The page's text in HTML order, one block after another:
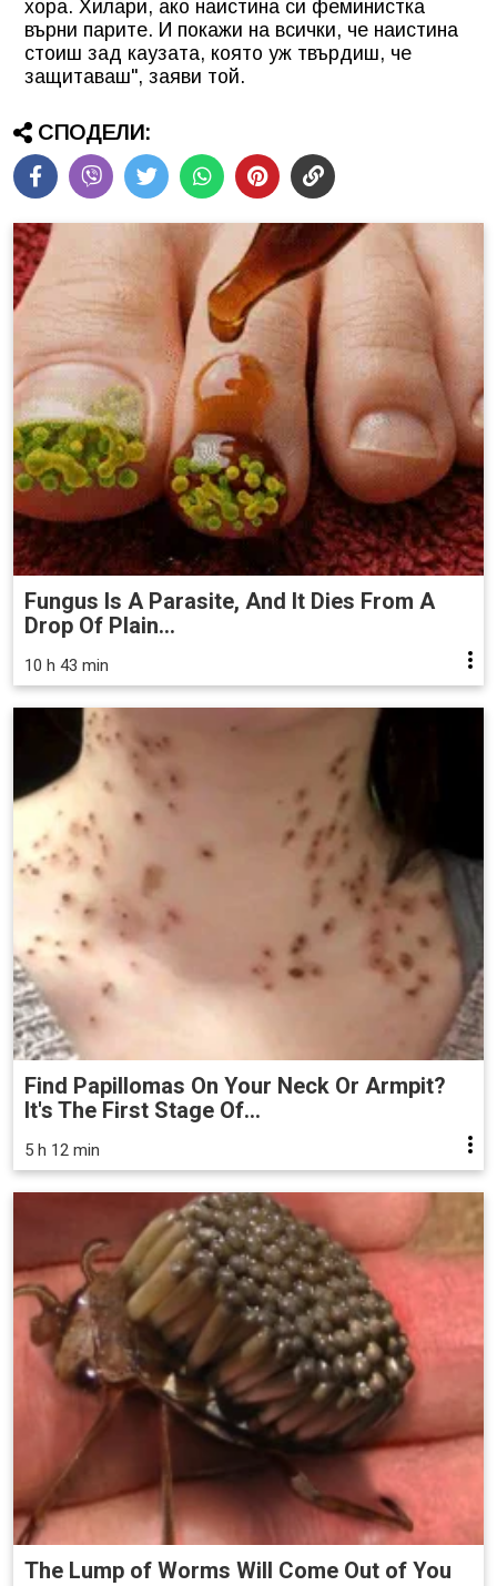
хора. Хилари, ако наистина си феминистка
върни парите. И покажи на всички, че наистина
стоиш зад каузата, която уж твърдиш, че
защитаваш", заяви той.
СПОДЕЛИ:
Fungus Is A Parasite, And It Dies From A
Drop Of Plain...
10 h 43 min
Find Papillomas On Your Neck Or Armpit?
It's The First Stage Of...
5 h 12 min
The Lump of Worms Will Come Out of You